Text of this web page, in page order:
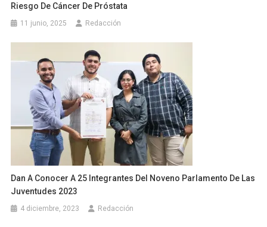
Riesgo De Cáncer De Próstata
11 junio, 2025 Redacción
Dan A Conocer A 25 Integrantes Del Noveno Parlamento De Las
Juventudes 2023
4 diciembre, 2023 Redacción